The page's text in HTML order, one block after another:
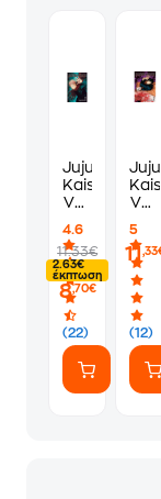
Jujutsu
Kaisen,
Vol.
4.6
(22)
11.33€
2.63€
έκπτωση
8,70€
Vol.
5
(12)
11